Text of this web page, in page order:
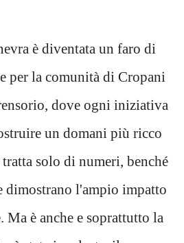
è diventata un faro di
per la comunità di Cropani
dove ogni iniziativa
un domani più ricco
solo di numeri, benché
dimostrano l'ampio impatto
è anche e soprattutto la